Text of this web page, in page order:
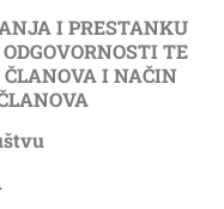
I PRESTANKU
TE
ČLANOVA I NAČIN